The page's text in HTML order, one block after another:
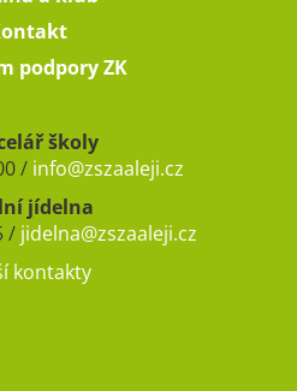
podpory ZK
školy
/ info@zszaaleji.cz
jídelna
/ jidelna@zszaaleji.cz
kontakty